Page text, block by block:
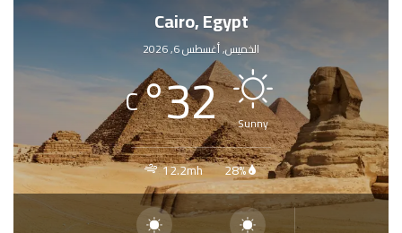
Cairo, Egypt
الخميس, أغسطس 6, 2026
Sunny
32
°
C
28%
12.2mh